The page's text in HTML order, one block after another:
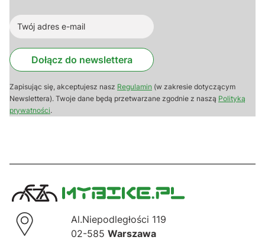
Dołącz do newslettera
Zapisując się, akceptujesz nasz Regulamin (w zakresie dotyczącym
Newslettera). Twoje dane będą przetwarzane zgodnie z naszą Polityką
prywatności.
Al.Niepodległości 119
02-585 Warszawa